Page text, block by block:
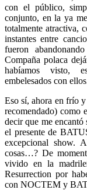
con el público,
conjunto, en la ya
totalmente atractiva,
instantes entre
fueron
Compaña polaca
habíamos visto,
embelesados con
Eso sí, ahora en frío
recomendado) como
decir que me
el presente de
excepcional show.
cosas…? De
vivido en la
Resurrection por
con NOCTEM y